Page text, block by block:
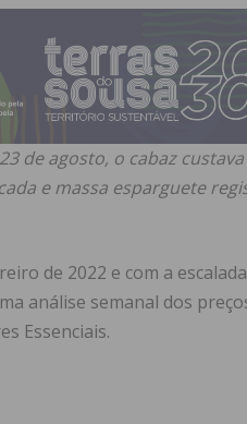
de agosto, o cabaz
e massa esparguete
de 2022 e com a
análise semanal dos
Essenciais.